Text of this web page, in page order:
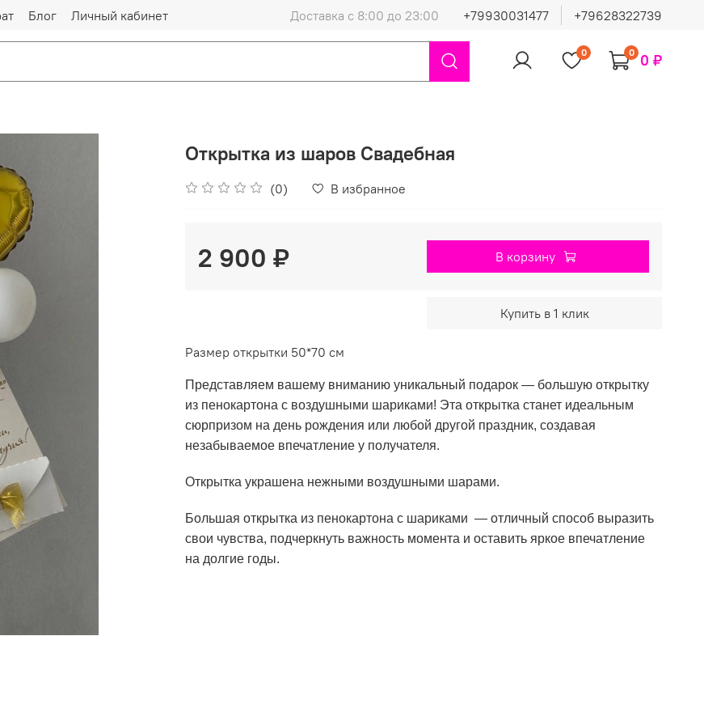
Блог Личный кабинет Доставка с 8:00 до 23:00 +79930031477 +79628322739
0 0 0 ₽
Открытка из шаров Свадебная
(0) В избранное
2 900 ₽ В корзину
Купить в 1 клик
Размер открытки 50*70 см
Представляем вашему вниманию уникальный подарок — большую открытку
из пенокартона с воздушными шариками! Эта открытка станет идеальным
сюрпризом на день рождения или любой другой праздник, создавая
незабываемое впечатление у получателя.
Открытка украшена нежными воздушными шарами.
Большая открытка из пенокартона с шариками — отличный способ выразить
свои чувства, подчеркнуть важность момента и оставить яркое впечатление
на долгие годы.